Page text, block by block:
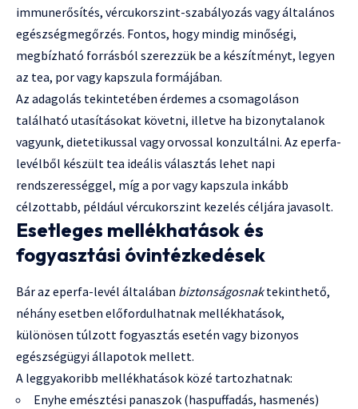
immunerősítés, vércukorszint-szabályozás vagy általános
egészségmegőrzés. Fontos, hogy mindig minőségi,
megbízható forrásból szerezzük be a készítményt, legyen
az tea, por vagy kapszula formájában.
Az adagolás tekintetében érdemes a csomagoláson
található utasításokat követni, illetve ha bizonytalanok
vagyunk, dietetikussal vagy orvossal konzultálni. Az eperfa-
levélből készült tea ideális választás lehet napi
rendszerességgel, míg a por vagy kapszula inkább
célzottabb, például vércukorszint kezelés céljára javasolt.
Esetleges mellékhatások és
fogyasztási óvintézkedések
Bár az eperfa-levél általában biztonságosnaktekinthető,
néhány esetben előfordulhatnak mellékhatások,
különösen túlzott fogyasztás esetén vagy bizonyos
egészségügyi állapotok mellett.
A leggyakoribb mellékhatások közé tartozhatnak:
Enyhe emésztési panaszok (haspuffadás, hasmenés)